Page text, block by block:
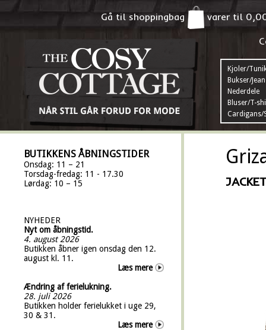
Gå til shoppingbag varer til
Kjoler/
Bukser/
Nederdele
Bluser/T-
Cardigans/
BUTIKKENS ÅBNINGSTIDER
Onsdag: 11 – 21
Torsdag-fredag: 11 - 17.30
Lørdag: 10 – 15
NYHEDER
Nyt om åbningstid.
4. august 2026
Butikken åbner igen onsdag den 12.
august kl. 11.
Læs mere
Ændring af ferielukning.
28. juli 2026
Butikken holder ferielukket i uge 29,
30 & 31.
Læs mere